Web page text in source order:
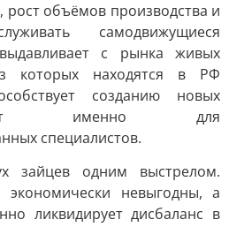
рост объёмов производства и
самодвижущиеся
с рынка живых
которых находятся в РФ
созданию новых
именно для
специалистов.
зайцев одним выстрелом.
экономически невыгодны, а
ликвидирует дисбаланс в